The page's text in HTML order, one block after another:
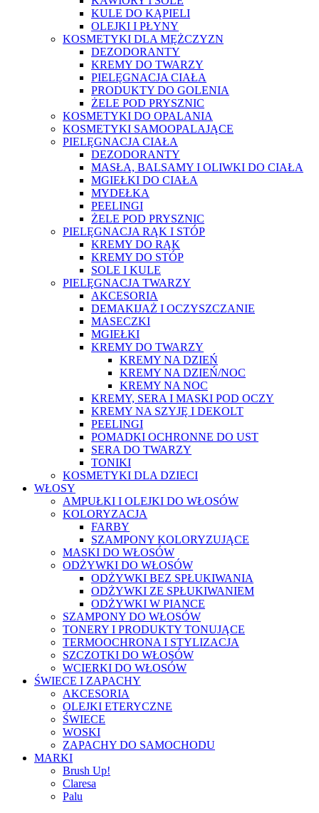
KULE DO KĄPIELI
OLEJKI I PŁYNY
KOSMETYKI DLA MĘŻCZYZN
DEZODORANTY
KREMY DO TWARZY
PIELĘGNACJA CIAŁA
PRODUKTY DO GOLENIA
ŻELE POD PRYSZNIC
KOSMETYKI DO OPALANIA
KOSMETYKI SAMOOPALAJĄCE
PIELĘGNACJA CIAŁA
DEZODORANTY
MASŁA, BALSAMY I OLIWKI DO CIAŁA
MGIEŁKI DO CIAŁA
MYDEŁKA
PEELINGI
ŻELE POD PRYSZNIC
PIELĘGNACJA RĄK I STÓP
KREMY DO RĄK
KREMY DO STÓP
SOLE I KULE
PIELĘGNACJA TWARZY
AKCESORIA
DEMAKIJAŻ I OCZYSZCZANIE
MASECZKI
MGIEŁKI
KREMY DO TWARZY
KREMY NA DZIEŃ
KREMY NA DZIEŃ/NOC
KREMY NA NOC
KREMY, SERA I MASKI POD OCZY
KREMY NA SZYJĘ I DEKOLT
PEELINGI
POMADKI OCHRONNE DO UST
SERA DO TWARZY
TONIKI
KOSMETYKI DLA DZIECI
WŁOSY
AMPUŁKI I OLEJKI DO WŁOSÓW
KOLORYZACJA
FARBY
SZAMPONY KOLORYZUJĄCE
MASKI DO WŁOSÓW
ODŻYWKI DO WŁOSÓW
ODŻYWKI BEZ SPŁUKIWANIA
ODŻYWKI ZE SPŁUKIWANIEM
ODŻYWKI W PIANCE
SZAMPONY DO WŁOSÓW
TONERY I PRODUKTY TONUJĄCE
TERMOOCHRONA I STYLIZACJA
SZCZOTKI DO WŁOSÓW
WCIERKI DO WŁOSÓW
ŚWIECE I ZAPACHY
AKCESORIA
OLEJKI ETERYCZNE
ŚWIECE
WOSKI
ZAPACHY DO SAMOCHODU
MARKI
Brush Up!
Claresa
Palu